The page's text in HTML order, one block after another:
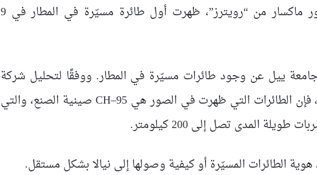
وفبراير. ووفقًا لتحليل صور ماكسار من “رويترز”، ظهرت أول طائرة مسيّرة في المطار في 9
جامعة ييل عن وجود طائرات مسيّرة في المطار. ووفقًا لتحليل شركة
Janes الاستخباراتية للدفاع، فإن الطائرات التي ظهرت في الصور هي CH–95 صينية الصنع، والتي
المدى تصل إلى 200 كيلومتر.
الطائرات المسيّرة أو كيفية وصولها إلى نيالا بشكل مستقل.